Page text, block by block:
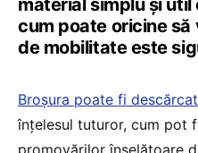
cum poate oricine
de mobilitate este
Broșura poate fi
înțelesul tuturor, cum pot
promovărilor înșelătoare